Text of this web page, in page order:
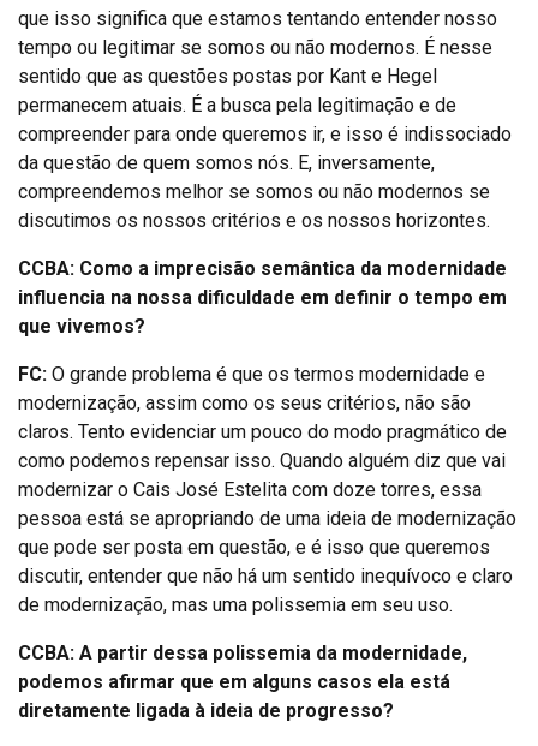
que isso significa que estamos tentando entender nosso
tempo ou legitimar se somos ou não modernos. É nesse
sentido que as questões postas por Kant e Hegel
permanecem atuais. É a busca pela legitimação e de
compreender para onde queremos ir, e isso é indissociado
da questão de quem somos nós. E, inversamente,
compreendemos melhor se somos ou não modernos se
discutimos os nossos critérios e os nossos horizontes.
CCBA: Como a imprecisão semântica da modernidade
influencia na nossa dificuldade em definir o tempo em
que vivemos?
FC: O grande problema é que os termos modernidade e
modernização, assim como os seus critérios, não são
claros. Tento evidenciar um pouco do modo pragmático de
como podemos repensar isso. Quando alguém diz que vai
modernizar o Cais José Estelita com doze torres, essa
pessoa está se apropriando de uma ideia de modernização
que pode ser posta em questão, e é isso que queremos
discutir, entender que não há um sentido inequívoco e claro
de modernização, mas uma polissemia em seu uso.
CCBA: A partir dessa polissemia da modernidade,
podemos afirmar que em alguns casos ela está
diretamente ligada à ideia de progresso?